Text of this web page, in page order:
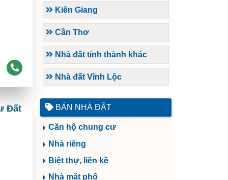
Đất
Kiên Giang
Cần Thơ
Nhà đất tỉnh thành khác
Nhà đất Vĩnh Lộc
BÁN NHÀ ĐẤT
Căn hộ chung cư
Nhà riêng
Biệt thự, liền kề
Nhà mặt phố